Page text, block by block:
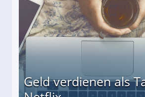
Geld verdienen als